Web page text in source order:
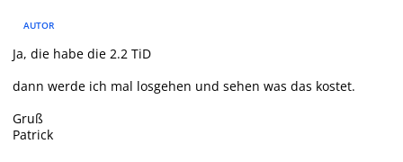
AUTOR
Ja, die habe die 2.2 TiD
dann werde ich mal losgehen und sehen was das kostet.
Gruß
Patrick